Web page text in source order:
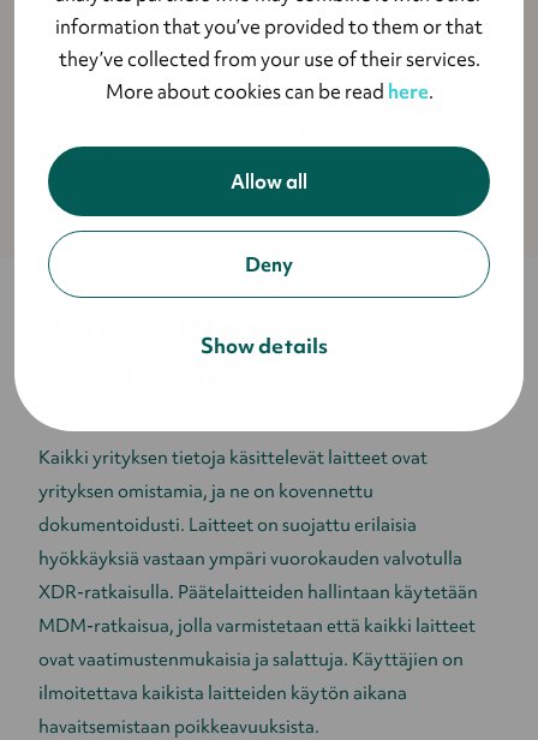
information that you’ve provided to them or that
they’ve collected from your use of their services.
More about cookies can be read here.
Allow all
Deny
Show details
Lyyti käyttää kolmiportaista tietojen luokittelumallia.
Kriteerit tietojen luokittelulle sekä tietojen
käsittelyohjeet jokaiselle tasolle on kuvattu politiikoissa.
menettelyistä oikean tietojen käsittelyn varmistamiseksi.
Päätelaitteiden
turvallisuus
Kaikki yrityksen tietoja käsittelevät laitteet ovat
yrityksen omistamia, ja ne on kovennettu
dokumentoidusti. Laitteet on suojattu erilaisia
hyökkäyksiä vastaan ympäri vuorokauden valvotulla
XDR-ratkaisulla. Päätelaitteiden hallintaan käytetään
MDM-ratkaisua, jolla varmistetaan että kaikki laitteet
ovat vaatimustenmukaisia ja salattuja. Käyttäjien on
ilmoitettava kaikista laitteiden käytön aikana
havaitsemistaan poikkeavuuksista.